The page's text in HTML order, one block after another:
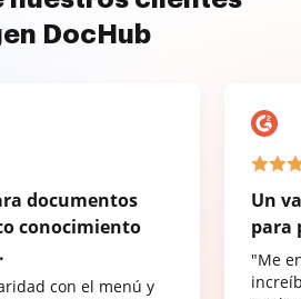
DocHub
documentos
conocimiento
con el menú y
Un
para
"Me